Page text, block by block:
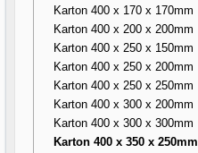
Karton 400 x 170 x 170mm
Karton 400 x 200 x 200mm
Karton 400 x 250 x 150mm
Karton 400 x 250 x 200mm
Karton 400 x 250 x 250mm
Karton 400 x 300 x 200mm
Karton 400 x 300 x 300mm
Karton 400 x 350 x 250mm